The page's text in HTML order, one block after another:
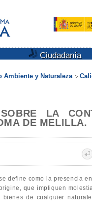
Ciudadanía
Ambiente y Naturaleza
LA
DE MELILLA.
define como la presencia
que impliquen
de cualquier